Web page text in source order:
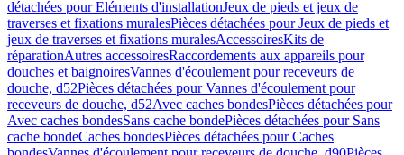
détachées pour Eléments d'installationJeux de pieds et jeux de
traverses et fixations muralesPièces détachées pour Jeux de pieds et
jeux de traverses et fixations muralesAccessoiresKits de
réparationAutres accessoiresRaccordements aux appareils pour
douches et baignoiresVannes d'écoulement pour receveurs de
douche, d52Pièces détachées pour Vannes d'écoulement pour
receveurs de douche, d52Avec caches bondesPièces détachées pour
Avec caches bondesSans cache bondePièces détachées pour Sans
cache bondeCaches bondesPièces détachées pour Caches